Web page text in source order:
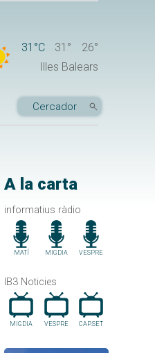
31°C 31°
26°
Illes Balears
A la carta
informatius ràdio
MATÍ MIGDIA VESPRE
IB3 Noticies
MIGDIA VESPRE CAP.SET